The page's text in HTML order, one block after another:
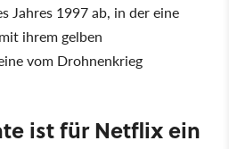
Jahres 1997 ab, in der eine
ihrem gelben
vom Drohnenkrieg
ist für Netflix ein